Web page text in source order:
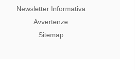
Newsletter Informativa
Avvertenze
Sitemap